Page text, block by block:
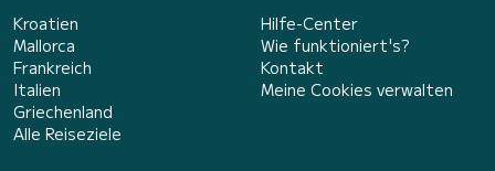
Kroatien
Mallorca
Frankreich
Italien
Griechenland
Alle Reiseziele
Hilfe-Center
Wie funktioniert's?
Kontakt
Meine Cookies verwalten